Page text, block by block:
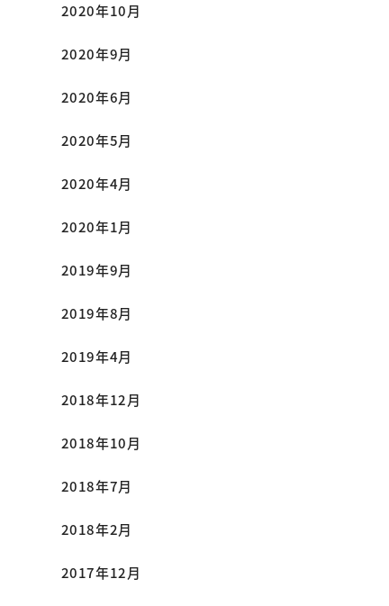
2020年10月
2020年9月
2020年6月
2020年5月
2020年4月
2020年1月
2019年9月
2019年8月
2019年4月
2018年12月
2018年10月
2018年7月
2018年2月
2017年12月